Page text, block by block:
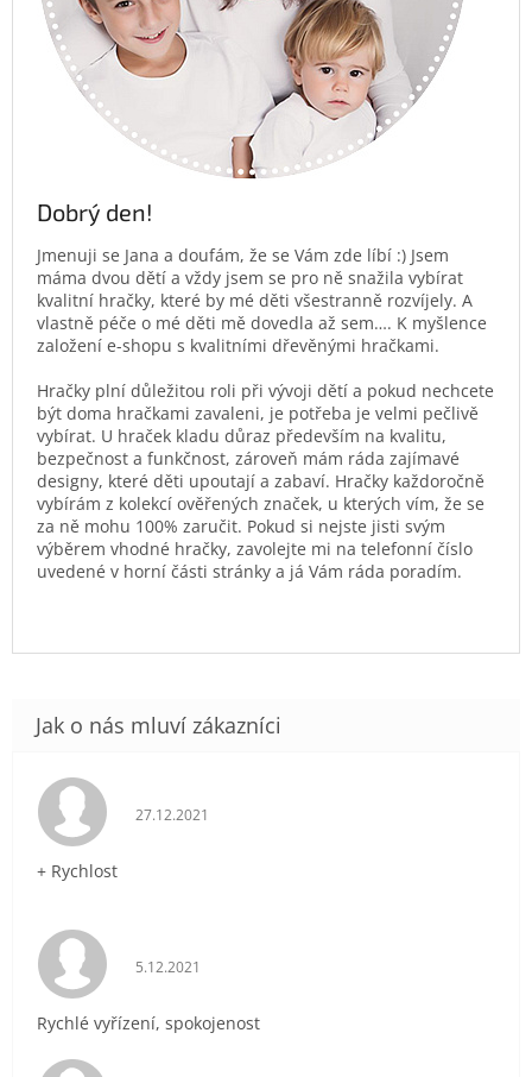
Dobrý den!
Jmenuji se Jana a doufám, že se Vám zde líbí :) Jsem
máma dvou dětí a vždy jsem se pro ně snažila vybírat
kvalitní hračky, které by mé děti všestranně rozvíjely. A
vlastně péče o mé děti mě dovedla až sem…. K myšlence
založení e-shopu s kvalitními dřevěnými hračkami.
Hračky plní důležitou roli při vývoji dětí a pokud nechcete
být doma hračkami zavaleni, je potřeba je velmi pečlivě
vybírat. U hraček kladu důraz především na kvalitu,
bezpečnost a funkčnost, zároveň mám ráda zajímavé
designy, které děti upoutají a zabaví. Hračky každoročně
vybírám z kolekcí ověřených značek, u kterých vím, že se
za ně mohu 100% zaručit. Pokud si nejste jisti svým
výběrem vhodné hračky, zavolejte mi na telefonní číslo
uvedené v horní části stránky a já Vám ráda poradím.
Hodnocení obchodu je 5 z 5 hvězdiček.
27.12.2021
+ Rychlost
Hodnocení obchodu je 5 z 5 hvězdiček.
5.12.2021
Rychlé vyřízení, spokojenost